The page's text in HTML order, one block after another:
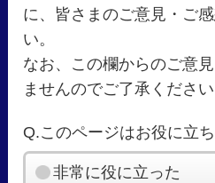
に、皆さまのご意見・ご
い。
なお、この欄からのご意
ませんのでご了承ください
Q.このページはお役に立
非常に役に立った